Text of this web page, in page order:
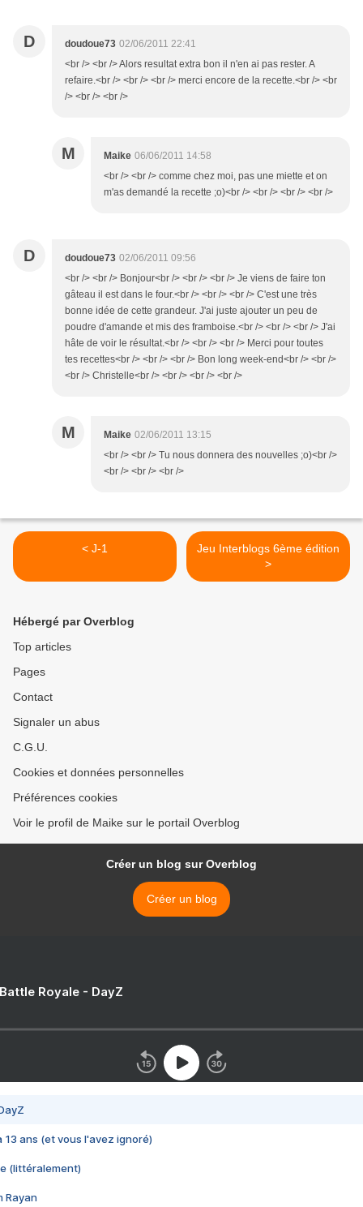
D doudoue73 02/06/2011 22:41
<br /> <br /> Alors resultat extra bon il n'en ai pas rester. A
refaire.<br /> <br /> <br /> merci encore de la recette.<br /> <br
/> <br /> <br />
M Maike 06/06/2011 14:58
<br /> <br /> comme chez moi, pas une miette et on
m'as demandé la recette ;o)<br /> <br /> <br /> <br />
D doudoue73 02/06/2011 09:56
<br /> <br /> Bonjour<br /> <br /> <br /> Je viens de faire ton
gâteau il est dans le four.<br /> <br /> <br /> C'est une très
bonne idée de cette grandeur. J'ai juste ajouter un peu de
poudre d'amande et mis des framboise.<br /> <br /> <br /> J'ai
hâte de voir le résultat.<br /> <br /> <br /> Merci pour toutes
tes recettes<br /> <br /> <br /> Bon long week-end<br /> <br />
<br /> Christelle<br /> <br /> <br /> <br />
M Maike 02/06/2011 13:15
<br /> <br /> Tu nous donnera des nouvelles ;o)<br />
<br /> <br /> <br />
< J-1
Jeu Interblogs 6ème édition
>
Hébergé par Overblog
Top articles
Pages
Contact
Signaler un abus
C.G.U.
Cookies et données personnelles
Préférences cookies
Voir le profil de Maike sur le portail Overblog
Créer un blog sur Overblog
Créer un blog
Royale - DayZ
13 ans (et vous l'avez ignoré)
(littéralement)
Rayan